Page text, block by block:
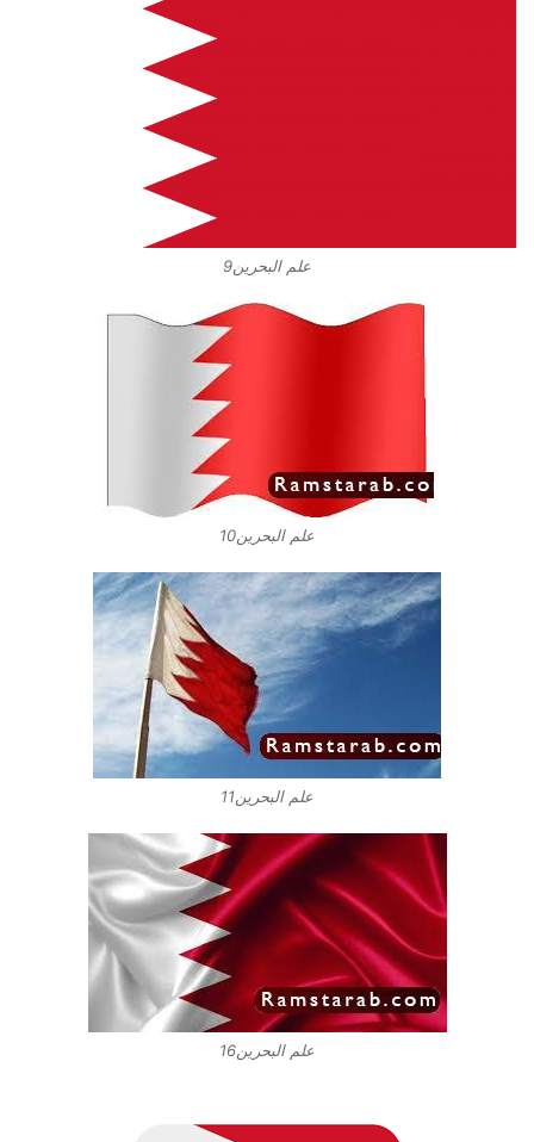
علم البحرين9
علم البحرين10
علم البحرين11
علم البحرين16